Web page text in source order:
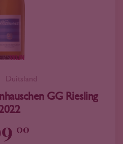
Duitsland
GG Riesling
00